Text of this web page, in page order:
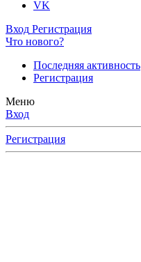
VK
Вход Регистрация
Что нового?
Последняя активность
Регистрация
Меню
Вход
Регистрация